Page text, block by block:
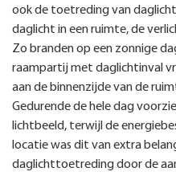
ook de toetreding van
daglicht in een ruimte, de
Zo branden op een zonnige
raampartij met daglichtinval
aan de binnenzijde van de
Gedurende de hele dag
lichtbeeld, terwijl de
locatie was dit van extra
daglichttoetreding door de